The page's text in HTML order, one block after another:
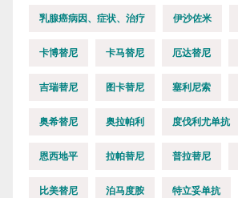
乳腺癌病因、症状、治疗 伊沙佐米
卡博替尼 卡马替尼 厄达替尼
吉瑞替尼 图卡替尼 塞利尼索
奥希替尼 奥拉帕利 度伐利尤单抗
恩西地平 拉帕替尼 普拉替尼
比美替尼 泊马度胺 特立妥单抗